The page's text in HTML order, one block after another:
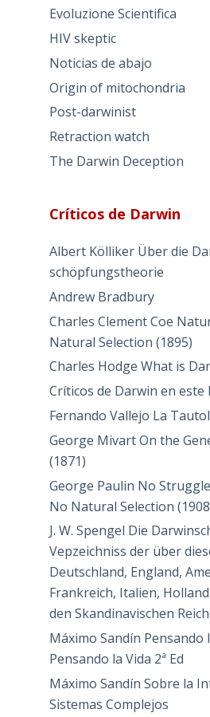
Evoluzione Scientifica
HIV skeptic
Noticias de abajo
Origin of mitochondria
Post-darwinist
Retraction watch
The Darwin Deception
Críticos de Darwin
Albert Kölliker Über die
schöpfungstheorie
Andrew Bradbury
Charles Clement Coe
Natural Selection (1895)
Charles Hodge What is
Críticos de Darwin en este
Fernando Vallejo La
George Mivart On the
(1871)
George Paulin No
No Natural Selection
J. W. Spengel Die
Vepzeichniss der über
Deutschland, England,
Frankreich, Italien,
den Skandinavischen
Máximo Sandín Pensando
Pensando la Vida 2ª Ed
Máximo Sandín Sobre la
Sistemas Complejos